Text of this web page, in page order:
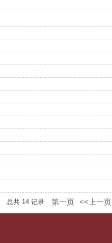
总共 14 记录 第一页 <<上一页